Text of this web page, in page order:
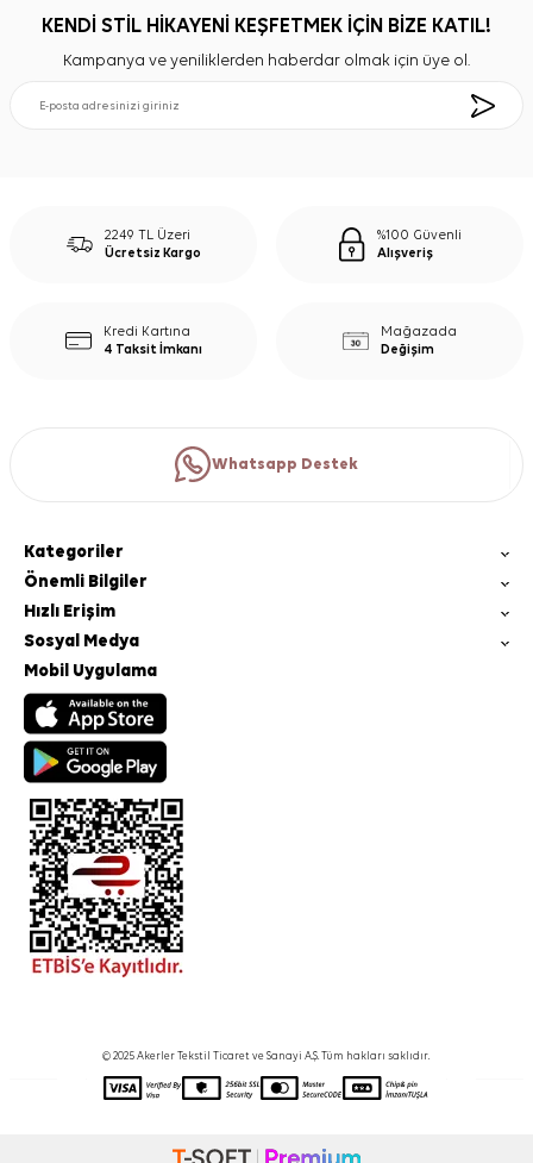
KENDİ STİL HİKAYENİ KEŞFETMEK İÇİN BİZE KATIL!
Kampanya ve yeniliklerden haberdar olmak için üye ol.
2249 TL Üzeri
Ücretsiz Kargo
%100 Güvenli
Alışveriş
Kredi Kartına
4 Taksit İmkanı
Mağazada
Değişim
Whatsapp Destek
Kategoriler
Önemli Bilgiler
Hızlı Erişim
Sosyal Medya
Mobil Uygulama
© 2025 Akerler Tekstil Ticaret ve Sanayi A.Ş. Tüm hakları saklıdır.